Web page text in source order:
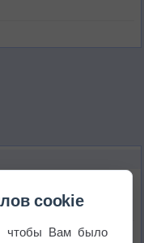
через тень
cookie
чтобы Вам было